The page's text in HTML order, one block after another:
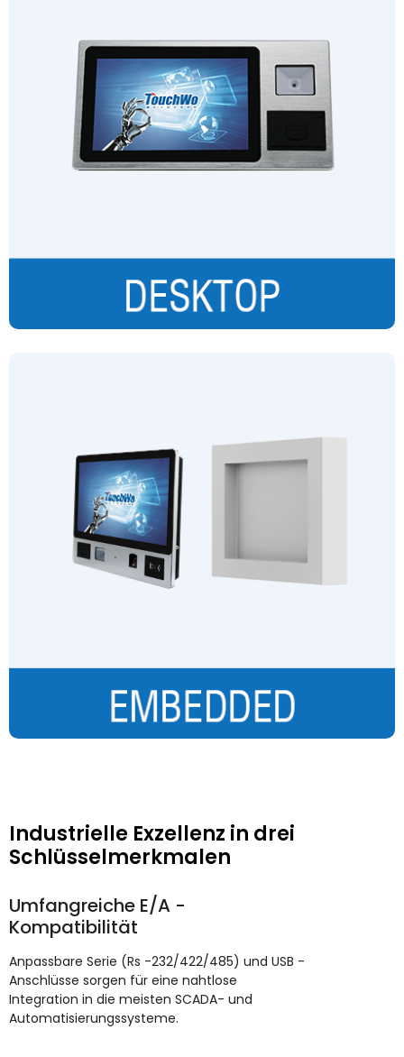
Industrielle Exzellenz in drei
Schlüsselmerkmalen
Umfangreiche E/A -
Kompatibilität
Anpassbare Serie (Rs -232/422/485) und USB -
Anschlüsse sorgen für eine nahtlose
Integration in die meisten SCADA- und
Automatisierungssysteme.